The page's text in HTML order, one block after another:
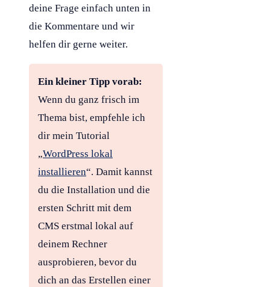
deine Frage einfach unten in
die Kommentare und wir
helfen dir gerne weiter.
Ein kleiner Tipp vorab:
Wenn du ganz frisch im
Thema bist, empfehle ich
dir mein Tutorial
„WordPress lokal
installieren“. Damit kannst
du die Installation und die
ersten Schritt mit dem
CMS erstmal lokal auf
deinem Rechner
ausprobieren, bevor du
dich an das Erstellen einer